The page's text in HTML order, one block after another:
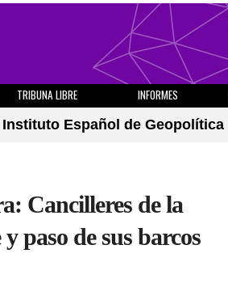
TRIBUNA LIBRE INFORMES
Español de Geopolítica
Cancilleres de la
paso de sus barcos